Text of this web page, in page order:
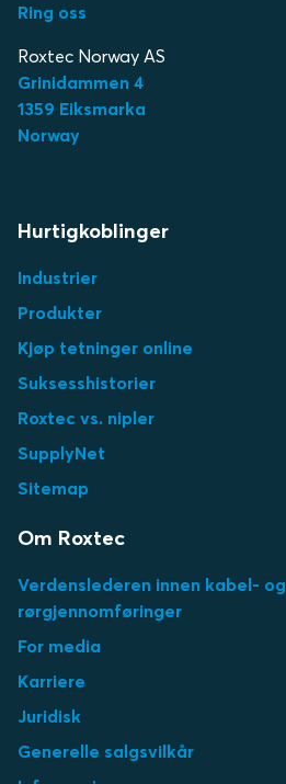
Ring oss
Roxtec Norway AS
Grinidammen 4
1359 Eiksmarka
Norway
Hurtigkoblinger
Industrier
Produkter
Kjøp tetninger online
Suksesshistorier
Roxtec vs. nipler
SupplyNet
Sitemap
Om Roxtec
Verdenslederen innen kabel- og
rørgjennomføringer
For media
Karriere
Juridisk
Generelle salgsvilkår